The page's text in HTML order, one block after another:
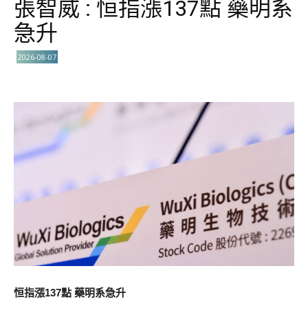
張智威 : 恒指漲137點 藥明系
急升
2026-08-07
恒指漲137點 藥明系急升